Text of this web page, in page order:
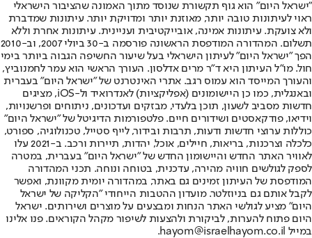
"ישראל היום" הוא גוף תקשורת שנוסד מתוך האמונה שהציבור הישראלי
ראוי לעיתונות טובה יותר, מאוזנת יותר ומדויקת יותר. עיתונות שמדברת
ולא צועקת. עיתונות אמינה, אובייקטיבית ועניינית. עיתונות אחרת וללא
תשלום. המהדורה המודפסת הראשונה פורסמה ב-30 ביולי 2007, וב-2010
הפך "ישראל היום" לעיתון הישראלי בעל שיעור החשיפה הגבוה ביותר בימי
חול. מו"ל העיתון היא ד"ר מרים אדלסון. העורך הראשי הוא עמר לחמנוביץ,
והעורך המייסד הוא עמוס רגב. אתרי האינטרנט של "ישראל היום" בעברית
ובאנגלית, כמו כן היישומונים (אפליקציות) לאנדרואיד ול-iOS, מציגים
חדשות מסביב לשעון, תוכן בלעדי, מבזקים ועדכונים, ניתוחים ופרשנויות,
וידיאו, פודקאסטים ושידורים חיים. פלטפורמות הדיגיטל של "ישראל היום"
כוללות ערוצי חדשות ודעות, תרבות ובידור, לייף סטייל, טכנולוגיה, ספורט,
כלכלה וצרכנות, בריאות, חיילים, אוכל, יהדות, תיירות ורכב. ב-2021 עלו
לאוויר האתר החדש והיישומון החדש של "ישראל היום" בעברית, במטרה
לספק לגולשים חוויה מהירה, עדכנית, בטוחה ונוחה. תכני המהדורה
המודפסת של העיתון זמינים גם באתר, במהדורה יומית מקוונת, ואפשר
לקבל אותם גם בניוזלטר. מועדון ההטבות הייחודי "הקליקה של ישראל
היום" מציע לגולשי האתר הנחות ומבצעים על מוצרים ושירותים. ישראל
היום פתוח להערות, לביקורת ולהצעות לשיפור מקהל הקוראים. פנו אלינו
במייל hayom@israelhayom.co.il.